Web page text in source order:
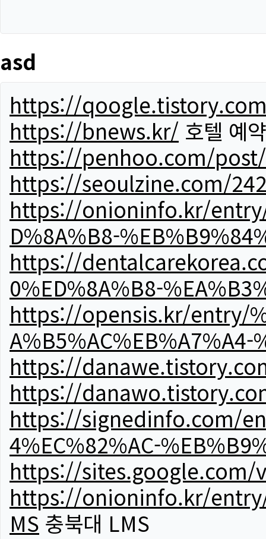
asd
https://
https://bnews.kr/ 호텔 예약
https://penhoo.com/
https://seoulzine.com/
https://onioninfo.kr/entry/
D%8A%B8-
https://
0%ED%8A%B8-
https://opensis.kr/entry/
A%B5%AC%EB%A7%A4-
https://
https://
https://signedinfo.com/
4%EC%82%AC-
https://sites.google.com/
https://onioninfo.kr/entry/
MS 충북대 LMS